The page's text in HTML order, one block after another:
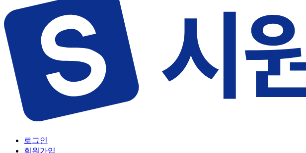
로그인
회원가입